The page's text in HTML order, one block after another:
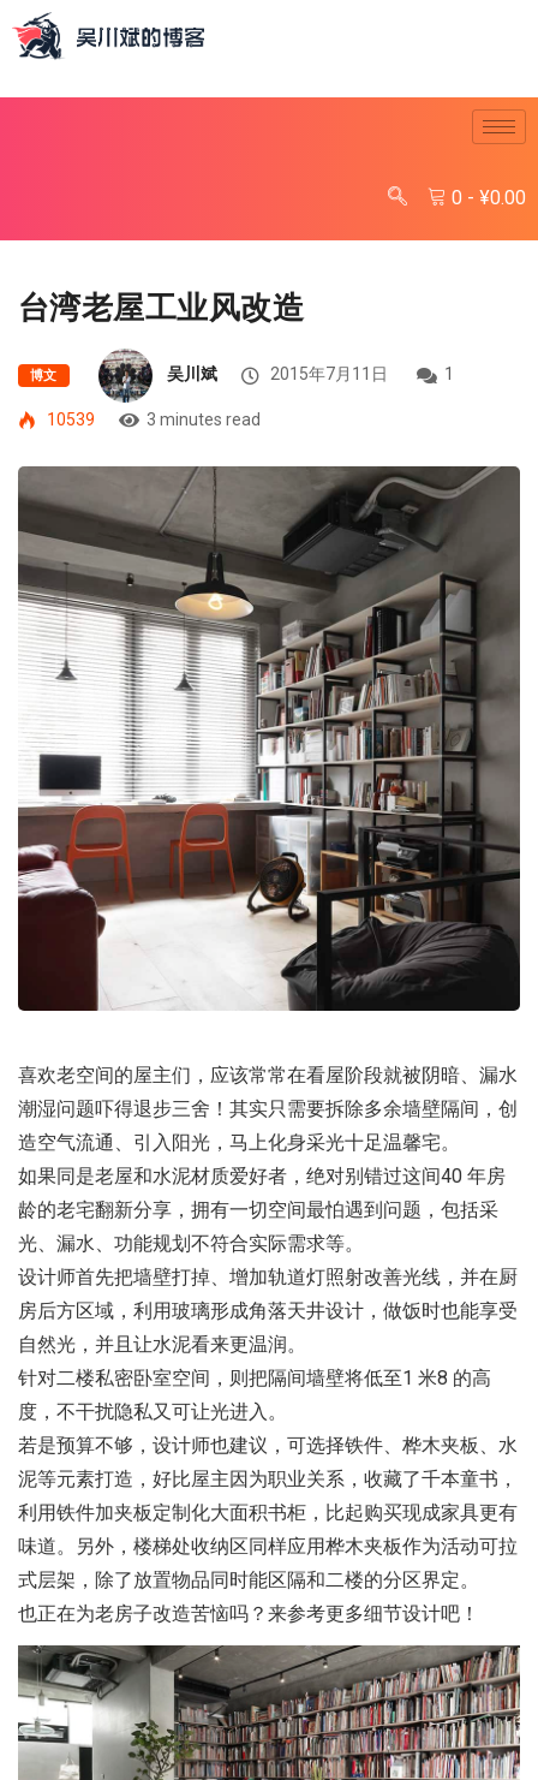
0 - ¥0.00
台湾老屋工业风改造
博文 吴川斌 2015年7月11日 1
10539 3 minutes read
喜欢老空间的屋主们，应该常常在看屋阶段就被阴暗、漏水
潮湿问题吓得退步三舍！其实只需要拆除多余墙壁隔间，创
造空气流通、引入阳光，马上化身采光十足温馨宅。
如果同是老屋和水泥材质爱好者，绝对别错过这间40 年房
龄的老宅翻新分享，拥有一切空间最怕遇到问题，包括采
光、漏水、功能规划不符合实际需求等。
设计师首先把墙壁打掉、增加轨道灯照射改善光线，并在厨
房后方区域，利用玻璃形成角落天井设计，做饭时也能享受
自然光，并且让水泥看来更温润。
针对二楼私密卧室空间，则把隔间墙壁将低至1 米8 的高
度，不干扰隐私又可让光进入。
若是预算不够，设计师也建议，可选择铁件、桦木夹板、水
泥等元素打造，好比屋主因为职业关系，收藏了千本童书，
利用铁件加夹板定制化大面积书柜，比起购买现成家具更有
味道。另外，楼梯处收纳区同样应用桦木夹板作为活动可拉
式层架，除了放置物品同时能区隔和二楼的分区界定。
也正在为老房子改造苦恼吗？来参考更多细节设计吧！